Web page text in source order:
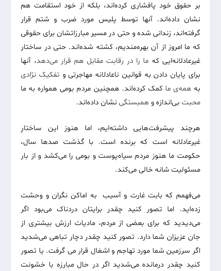
بر حقوق خود پافشاری کرده‌اند، بلکه از خود استقامت هم
نشان داده‌اند. آنها توسط پلیس مورد ضرب و شتم قرار
گرفته‌اند، زندانی شده و حتی در مسیر مبارزاتشان برای حقوقی
که ما امروز از آن بهره‌مندیم، کشته شده‌اند. حتی در ساختار
غیرعادلانه‌ایی که ما را در رقابت مقابل هم قرار میدهد، آنها
برای پایان دادن به قوانین ناعادلانه مهاجرتی و تفکیک نژادی
به همهی ما کمک کرده‌اند. همچنین مردم بومی همواره به ما
محبتبی‌اندازه و همبستگینشان داده‌اند.
هرچند پیشرفت‌هایی داشته‌ایم، اما هنوز این ساختارِ
غیرعادلانه است که برنده است. با گذشت صدها سال،
حکومت ما هنوز مردم سیاه‌پوست و بومی را می‌کشد و از بار
مسئولیت شانه خالی می‌کند.
می‌فهمم که بابت غارت و آسیب به اماکن نگران و وحشت
زده‌اید. اما تصور کنید چقدر برایتان دردناک می‌بود اگر
می‌دیدید که برای بعضی از مردم، مادیات ارزش بیشتری از
جان عزیزان شما دارد. تصور کنید چقدر دچار تباهی می‌شدید
اگر سرزمین شما مورد تهاجم و اشغال قرار می گرفت. یا تصور
کنید چقدر درمانده می‌شدید اگر در حال مبارزه با خشونت